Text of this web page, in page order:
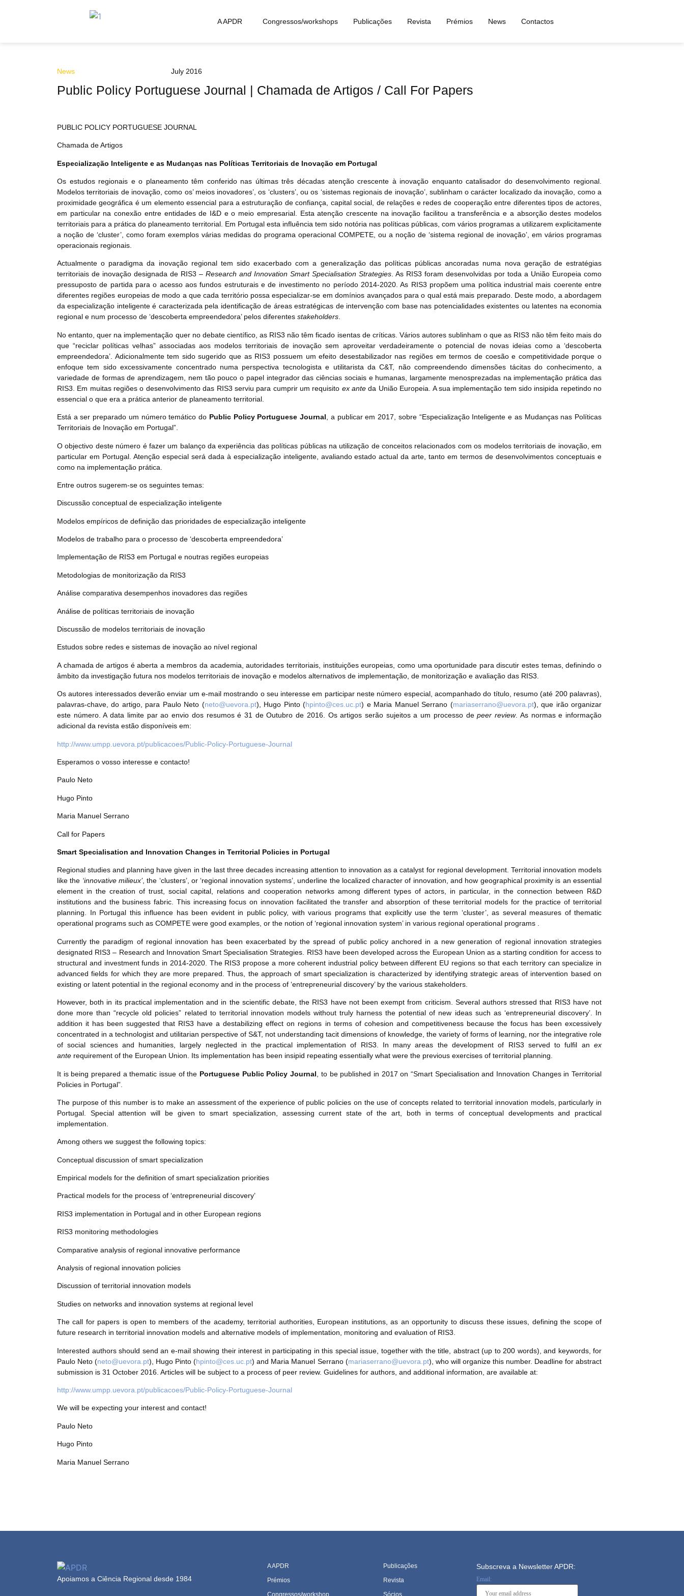
A APDR Congressos/workshops Publicações Revista Prémios News Contactos
News July 2016
Public Policy Portuguese Journal | Chamada de Artigos / Call For Papers
PUBLIC POLICY PORTUGUESE JOURNAL
Chamada de Artigos
Especialização Inteligente e as Mudanças nas Políticas Territoriais de Inovação em Portugal
Os estudos regionais e o planeamento têm conferido nas últimas três décadas atenção crescente à inovação enquanto catalisador do desenvolvimento regional.
Modelos territoriais de inovação, como os’ meios inovadores’, os ‘clusters’, ou os ‘sistemas regionais de inovação’, sublinham o carácter localizado da inovação, como a
proximidade geográfica é um elemento essencial para a estruturação de confiança, capital social, de relações e redes de cooperação entre diferentes tipos de actores,
em particular na conexão entre entidades de I&D e o meio empresarial. Esta atenção crescente na inovação facilitou a transferência e a absorção destes modelos
territoriais para a prática do planeamento territorial. Em Portugal esta influência tem sido notória nas políticas públicas, com vários programas a utilizarem explicitamente
a noção de ‘cluster’, como foram exemplos várias medidas do programa operacional COMPETE, ou a noção de ‘sistema regional de inovação’, em vários programas
operacionais regionais.
Actualmente o paradigma da inovação regional tem sido exacerbado com a generalização das políticas públicas ancoradas numa nova geração de estratégias
territoriais de inovação designada de RIS3 – Research and Innovation Smart Specialisation Strategies. As RIS3 foram desenvolvidas por toda a União Europeia como
pressuposto de partida para o acesso aos fundos estruturais e de investimento no período 2014-2020. As RIS3 propõem uma política industrial mais coerente entre
diferentes regiões europeias de modo a que cada território possa especializar-se em domínios avançados para o qual está mais preparado. Deste modo, a abordagem
da especialização inteligente é caracterizada pela identificação de áreas estratégicas de intervenção com base nas potencialidades existentes ou latentes na economia
regional e num processo de ‘descoberta empreendedora’ pelos diferentes stakeholders.
No entanto, quer na implementação quer no debate científico, as RIS3 não têm ficado isentas de críticas. Vários autores sublinham o que as RIS3 não têm feito mais do
que “reciclar políticas velhas” associadas aos modelos territoriais de inovação sem aproveitar verdadeiramente o potencial de novas ideias como a ‘descoberta
empreendedora’. Adicionalmente tem sido sugerido que as RIS3 possuem um efeito desestabilizador nas regiões em termos de coesão e competitividade porque o
enfoque tem sido excessivamente concentrado numa perspectiva tecnologista e utilitarista da C&T, não compreendendo dimensões tácitas do conhecimento, a
variedade de formas de aprendizagem, nem tão pouco o papel integrador das ciências sociais e humanas, largamente menosprezadas na implementação prática das
RIS3. Em muitas regiões o desenvolvimento das RIS3 serviu para cumprir um requisito ex ante da União Europeia. A sua implementação tem sido insipida repetindo no
essencial o que era a prática anterior de planeamento territorial.
Está a ser preparado um número temático do Public Policy Portuguese Journal , a publicar em 2017, sobre “Especialização Inteligente e as Mudanças nas Políticas
Territoriais de Inovação em Portugal”.
O objectivo deste número é fazer um balanço da experiência das políticas públicas na utilização de conceitos relacionados com os modelos territoriais de inovação, em
particular em Portugal. Atenção especial será dada à especialização inteligente, avaliando estado actual da arte, tanto em termos de desenvolvimentos conceptuais e
como na implementação prática.
Entre outros sugerem-se os seguintes temas:
Discussão conceptual de especialização inteligente
Modelos empíricos de definição das prioridades de especialização inteligente
Modelos de trabalho para o processo de ‘descoberta empreendedora’
Implementação de RIS3 em Portugal e noutras regiões europeias
Metodologias de monitorização da RIS3
Análise comparativa desempenhos inovadores das regiões
Análise de políticas territoriais de inovação
Discussão de modelos territoriais de inovação
Estudos sobre redes e sistemas de inovação ao nível regional
A chamada de artigos é aberta a membros da academia, autoridades territoriais, instituições europeias, como uma oportunidade para discutir estes temas, definindo o
âmbito da investigação futura nos modelos territoriais de inovação e modelos alternativos de implementação, de monitorização e avaliação das RIS3.
Os autores interessados deverão enviar um e-mail mostrando o seu interesse em participar neste número especial, acompanhado do título, resumo (até 200 palavras),
palavras-chave, do artigo, para Paulo Neto (neto@uevora.pt), Hugo Pinto (hpinto@ces.uc.pt) e Maria Manuel Serrano (mariaserrano@uevora.pt), que irão organizar
este número. A data limite par ao envio dos resumos é 31 de Outubro de 2016. Os artigos serão sujeitos a um processo depeer review. As normas e informação
adicional da revista estão disponíveis em:
http://www.umpp.uevora.pt/publicacoes/Public-Policy-Portuguese-Journal
Esperamos o vosso interesse e contacto!
Paulo Neto
Hugo Pinto
Maria Manuel Serrano
Call for Papers
Smart Specialisation and Innovation Changes in Territorial Policies in Portugal
Regional studies and planning have given in the last three decades increasing attention to innovation as a catalyst for regional development. Territorial innovation models
like the ‘innovative milieux’, the ‘clusters’, or ‘regional innovation systems’, underline the localized character of innovation, and how geographical proximity is an essential
element in the creation of trust, social capital, relations and cooperation networks among different types of actors, in particular, in the connection between R&D
institutions and the business fabric. This increasing focus on innovation facilitated the transfer and absorption of these territorial models for the practice of territorial
planning. In Portugal this influence has been evident in public policy, with various programs that explicitly use the term ‘cluster’, as several measures of thematic
operational programs such as COMPETE were good examples, or the notion of ‘regional innovation system’ in various regional operational programs .
Currently the paradigm of regional innovation has been exacerbated by the spread of public policy anchored in a new generation of regional innovation strategies
designated RIS3 – Research and Innovation Smart Specialisation Strategies. RIS3 have been developed across the European Union as a starting condition for access to
structural and investment funds in 2014-2020. The RIS3 propose a more coherent industrial policy between different EU regions so that each territory can specialize in
advanced fields for which they are more prepared. Thus, the approach of smart specialization is characterized by identifying strategic areas of intervention based on
existing or latent potential in the regional economy and in the process of ‘entrepreneurial discovery’ by the various stakeholders.
However, both in its practical implementation and in the scientific debate, the RIS3 have not been exempt from criticism. Several authors stressed that RIS3 have not
done more than “recycle old policies” related to territorial innovation models without truly harness the potential of new ideas such as ‘entrepreneurial discovery’. In
addition it has been suggested that RIS3 have a destabilizing effect on regions in terms of cohesion and competitiveness because the focus has been excessively
concentrated in a technologist and utilitarian perspective of S&T, not understanding tacit dimensions of knowledge, the variety of forms of learning, nor the integrative role
of social sciences and humanities, largely neglected in the practical implementation of RIS3. In many areas the development of RIS3 served to fulfil an ex
ante requirement of the European Union. Its implementation has been insipid repeating essentially what were the previous exercises of territorial planning.
It is being prepared a thematic issue of the Portuguese Public Policy Journal , to be published in 2017 on “Smart Specialisation and Innovation Changes in Territorial
Policies in Portugal”.
The purpose of this number is to make an assessment of the experience of public policies on the use of concepts related to territorial innovation models, particularly in
Portugal. Special attention will be given to smart specialization, assessing current state of the art, both in terms of conceptual developments and practical
implementation.
Among others we suggest the following topics:
Conceptual discussion of smart specialization
Empirical models for the definition of smart specialization priorities
Practical models for the process of ‘entrepreneurial discovery’
RIS3 implementation in Portugal and in other European regions
RIS3 monitoring methodologies
Comparative analysis of regional innovative performance
Analysis of regional innovation policies
Discussion of territorial innovation models
Studies on networks and innovation systems at regional level
The call for papers is open to members of the academy, territorial authorities, European institutions, as an opportunity to discuss these issues, defining the scope of
future research in territorial innovation models and alternative models of implementation, monitoring and evaluation of RIS3.
Interested authors should send an e-mail showing their interest in participating in this special issue, together with the title, abstract (up to 200 words), and keywords, for
Paulo Neto (neto@uevora.pt), Hugo Pinto (hpinto@ces.uc.pt) and Maria Manuel Serrano (mariaserrano@uevora.pt), who will organize this number. Deadline for abstract
submission is 31 October 2016. Articles will be subject to a process of peer review. Guidelines for authors, and additional information, are available at:
http://www.umpp.uevora.pt/publicacoes/Public-Policy-Portuguese-Journal
We will be expecting your interest and contact!
Paulo Neto
Hugo Pinto
Maria Manuel Serrano
Apoiamos a Ciência Regional desde 1984
A APDR
Prémios
Congressos/workshop
Publicações
Revista
Sócios
Subscreva a Newsletter APDR:
Email: